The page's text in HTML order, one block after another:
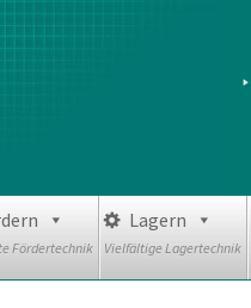
Fördertechnik
Lagern
Vielfältige Lagertechnik